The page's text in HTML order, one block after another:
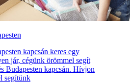
kapcsán keres egy
jár, cégünk örömmel segít
Budapesten kapcsán. Hívjon
segítünk